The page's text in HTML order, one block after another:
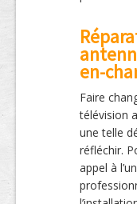
en-
Faire
télévision
une telle
réfléchir.
appel à